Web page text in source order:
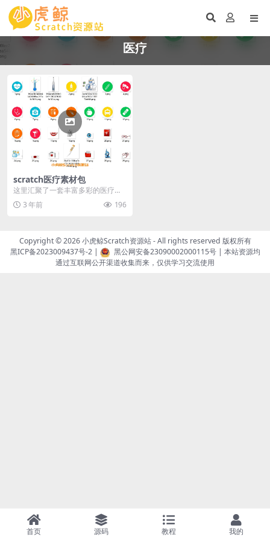
医疗
scratch医疗素材包
这里汇聚了一套丰富多彩的医疗素
材包，共含80张精心制作的医疗相
关图片，每张图片都...
3 年前 196
Copyright © 2026小虎鲸Scratch资源站- All rights reserved 版权所有
黑ICP备2023009437号-2| 黑公网安备23090002000115号| 本站资源均
通过互联网公开渠道收集而来，仅供学习交流使用
首页 源码 教程 我的